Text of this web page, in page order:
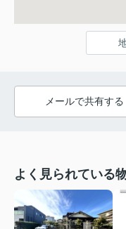
メールで共有する
よく見られている